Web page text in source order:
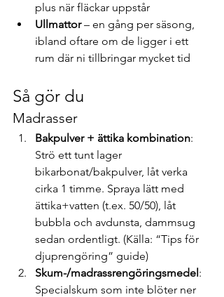
plus när fläckar uppstår
Ullmattor – en gång per säsong,
ibland oftare om de ligger i ett
rum där ni tillbringar mycket tid
Så gör du
Madrasser
Bakpulver + ättika kombination:
Strö ett tunt lager
bikarbonat/bakpulver, låt verka
cirka 1 timme. Spraya lätt med
ättika+vatten (t.ex. 50/50), låt
bubbla och avdunsta, dammsug
sedan ordentligt. (Källa: “Tips för
djuprengöring” guide)
Skum-/madrassrengöringsmedel:
Specialskum som inte blöter ner